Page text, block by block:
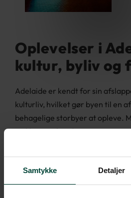
Samtykke Detaljer
Oplevelser i
kultur, byliv og
Adelaide er kendt for sin
kulturliv, hvilket gør byen til en
behagelige storbyer at opleve.
række anerkendte museer og
Gallery of South Australia og
Museum, der giver indblik i både
landets oprindelige kultur.
den rolige flod River Torrens